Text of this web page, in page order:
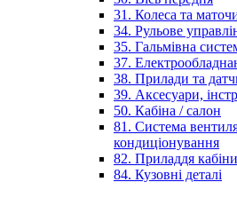
31. Колеса та
34. Рульове
35. Гальмівна
37.
38. Прилади та
39. Аксесуари,
50. Кабіна / салон
81. Система
кондиціонування
82. Приладдя
84. Кузовні деталі